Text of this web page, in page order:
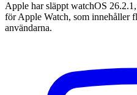
Apple har släppt watchOS
för Apple Watch, som innehåller
användarna.